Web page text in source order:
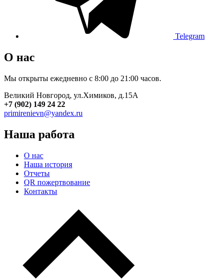
Telegram
О нас
Мы открыты ежедневно с 8:00 до 21:00 часов.
Великий Новгород, ул.Химиков, д.15А
+7 (902) 149 24 22
primirenievn@yandex.ru
Наша работа
О нас
Наша история
Отчеты
QR пожертвование
Контакты